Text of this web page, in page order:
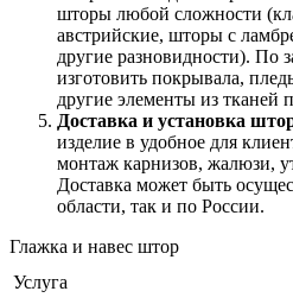
шторы любой сложности
австрийские, шторы с
другие разновидности). По
изготовить покрывала,
другие элементы из тканей
Доставка и установка
изделие в удобное для
монтаж карнизов, жалюзи,
Доставка может быть
области, так и по России.
Глажка и навес штор
Услуга